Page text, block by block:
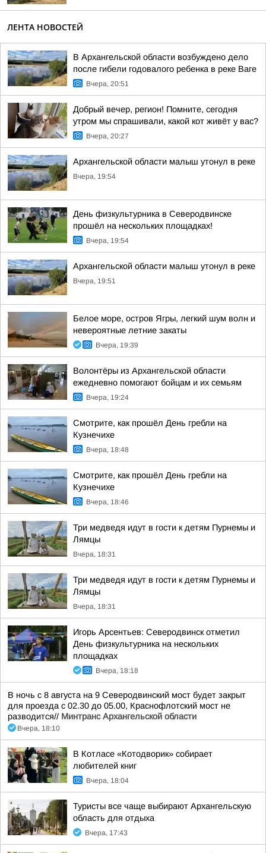
ЛЕНТА НОВОСТЕЙ
В Архангельской области возбуждено дело
после гибели годовалого ребенка в реке Ваге
Вчера, 20:51
Добрый вечер, регион! Помните, сегодня
утром мы спрашивали, какой кот живёт у вас?
Вчера, 20:27
Архангельской области малыш утонул в реке
Вчера, 19:54
День физкультурника в Северодвинске
прошёл на нескольких площадках!
Вчера, 19:54
Архангельской области малыш утонул в реке
Вчера, 19:51
Белое море, остров Ягры, легкий шум волн и
невероятные летние закаты
Вчера, 19:39
Волонтёры из Архангельской области
ежедневно помогают бойцам и их семьям
Вчера, 19:24
Смотрите, как прошёл День гребли на
Кузнечихе
Вчера, 18:48
Смотрите, как прошёл День гребли на
Кузнечихе
Вчера, 18:46
Три медведя идут в гости к детям Пурнемы и
Лямцы
Вчера, 18:31
Три медведя идут в гости к детям Пурнемы и
Лямцы
Вчера, 18:31
Игорь Арсентьев: Северодвинск отметил
День физкультурника на нескольких
площадках
Вчера, 18:18
В ночь с 8 августа на 9 Северодвинский мост будет закрыт
для проезда с 02.30 до 05.00, Краснофлотский мост не
разводится// Минтранс Архангельской области
Вчера, 18:10
В Котласе «Котодворик» собирает
любителей книг
Вчера, 18:04
Туристы все чаще выбирают Архангельскую
область для отдыха
Вчера, 17:43